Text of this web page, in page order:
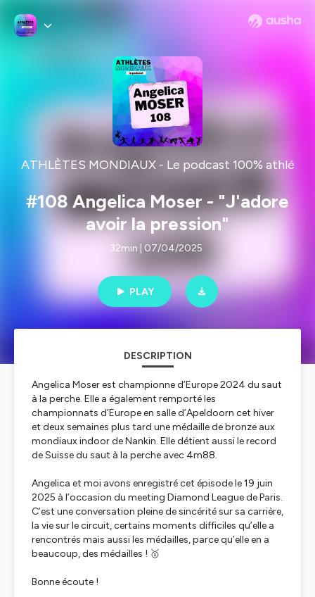
ATHLÈTES MONDIAUX - Le podcast 100% athlé
#108 Angelica Moser - "J'adore
avoir la pression"
32min | 07/04/2025
PLAY
DESCRIPTION
Angelica Moser est championne d’Europe 2024 du saut
à la perche. Elle a également remporté les
championnats d’Europe en salle d’Apeldoorn cet hiver
et deux semaines plus tard une médaille de bronze aux
mondiaux indoor de Nankin. Elle détient aussi le record
de Suisse du saut à la perche avec 4m88.
Angelica et moi avons enregistré cet épisode le 19 juin
2025 à l’occasion du meeting Diamond League de Paris.
C’est une conversation pleine de sincérité sur sa carrière,
la vie sur le circuit, certains moments difficiles qu’elle a
rencontrés mais aussi les médailles, parce qu’elle en a
beaucoup, des médailles ! 🥇
Bonne écoute !